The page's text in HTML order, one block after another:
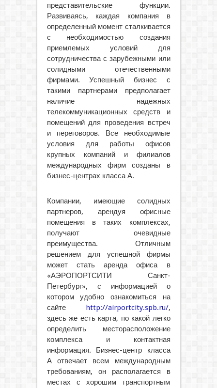
представительские функции.
Развиваясь, каждая компания в
определенный момент сталкивается
с необходимостью создания
приемлемых условий для
сотрудничества с зарубежными или
солидными отечественными
фирмами. Успешный бизнес с
такими партнерами предполагает
наличие надежных
телекоммуникационных средств и
помещений для проведения встреч
и переговоров. Все необходимые
условия для работы офисов
крупных компаний и филиалов
международных фирм созданы в
бизнес-центрах класса А.
Компании, имеющие солидных
партнеров, арендуя офисные
помещения в таких комплексах,
получают очевидные
преимущества. Отличным
решением для успешной фирмы
может стать аренда офиса в
«АЭРОПОРТСИТИ Санкт-
Петербург», с информацией о
котором удобно ознакомиться на
сайте
http://airportcity.spb.ru/,
здесь же есть карта, по какой легко
определить месторасположение
комплекса и контактная
информация. Бизнес-центр класса
А отвечает всем международным
требованиям, он располагается в
местах с хорошим транспортным